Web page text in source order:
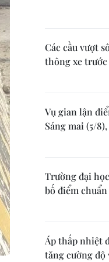
Các cầu vượt
thông xe trước
Vụ gian lận
Sáng mai (5/
Trường đại
bố điểm
Áp thấp nhiệt
tăng cường độ